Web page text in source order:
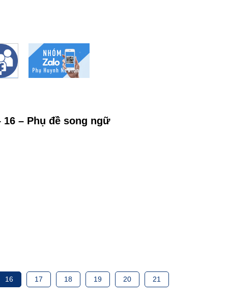
16 – Phụ đề song ngữ
16 17 18 19 20 21